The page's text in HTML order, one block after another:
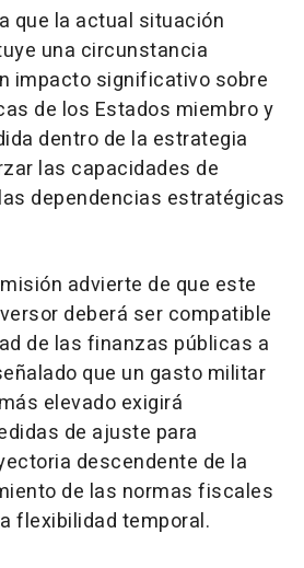
que la actual situación
una circunstancia
impacto significativo sobre
de los Estados miembro y
dentro de la estrategia
las capacidades de
dependencias estratégicas
advierte de que este
deberá ser compatible
de las finanzas públicas a
que un gasto militar
elevado exigirá
de ajuste para
descendente de la
de las normas fiscales
flexibilidad temporal.